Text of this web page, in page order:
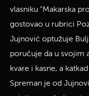
vlasniku "Makarska
gostovao u rubrici
Jujnović optužuje
poručuje da u svojim
kvare i kasne, a
Spreman je od